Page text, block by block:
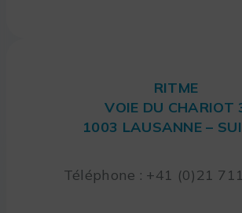
RITME
VOIE DU CHARIOT
1003 LAUSANNE –
Téléphone : +41 (0)21